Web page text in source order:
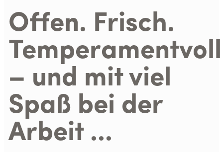
Offen. Frisch.
Temperamentvoll
– und mit viel
Spaß bei der
Arbeit ...